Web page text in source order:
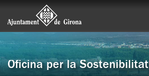
Oficina per la Sostenibilitat